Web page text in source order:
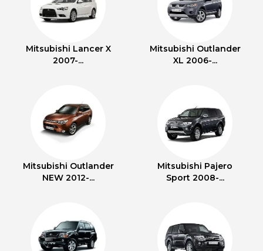
Mitsubishi Lancer X
2007-...
Mitsubishi Outlander
XL 2006-...
Mitsubishi Outlander
NEW 2012-...
Mitsubishi Pajero
Sport 2008-...